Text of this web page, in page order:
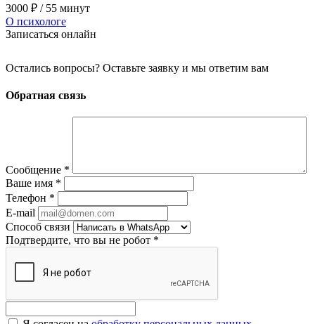
3000 ₽ / 55 минут
О психологе
Записаться онлайн
Остались вопросы? Оставьте заявку и мы ответим вам
Обратная связь
Сообщение *
Ваше имя *
Телефон *
E-mail
Способ связи
Подтвердите, что вы не робот *